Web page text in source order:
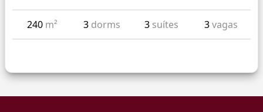
240 m² 3 dorms 3 suítes 3vagas